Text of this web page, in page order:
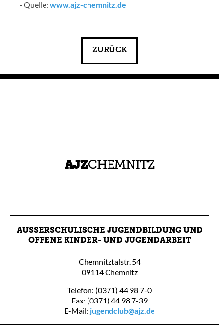
- Quelle: www.ajz-chemnitz.de
ZURÜCK
AUSSERSCHULISCHE JUGENDBILDUNG UND O
FFENE KINDER- UND JUGENDARBEIT
Chemnitztalstr. 54
09114 Chemnitz
Telefon: (0371) 44 98 7-0
Fax: (0371) 44 98 7-39
E-Mail: jugendclub@ajz.de